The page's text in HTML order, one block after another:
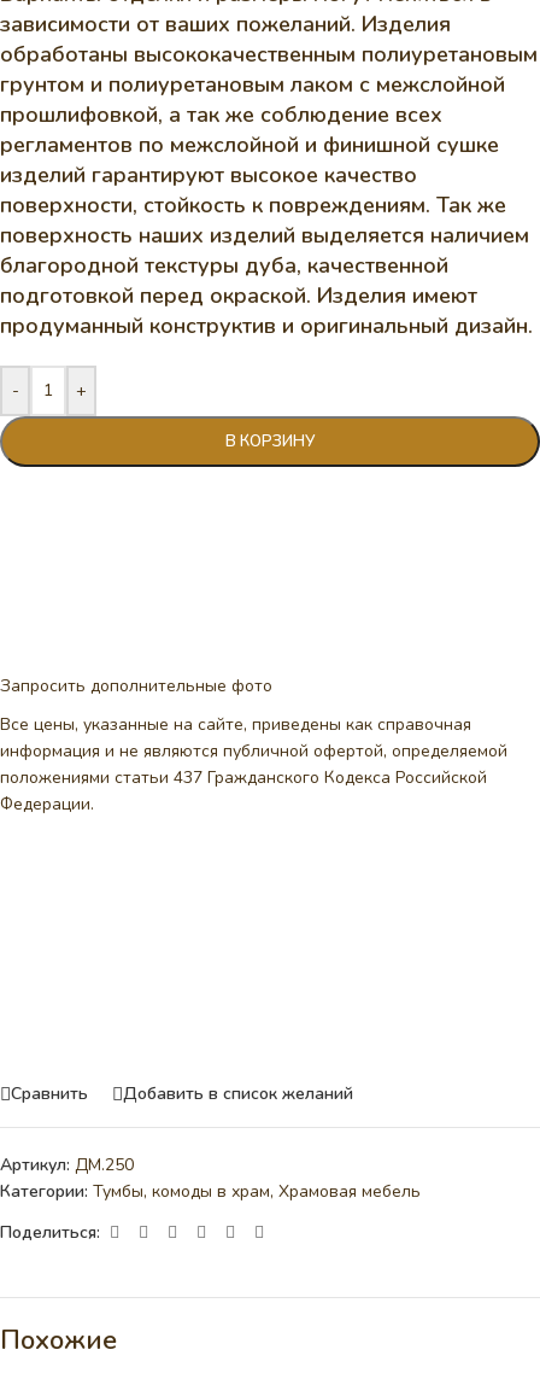
зависимости от ваших пожеланий. Изделия
обработаны высококачественным полиуретановым
грунтом и полиуретановым лаком с межслойной
прошлифовкой, а так же соблюдение всех
регламентов по межслойной и финишной сушке
изделий гарантируют высокое качество
поверхности, стойкость к повреждениям. Так же
поверхность наших изделий выделяется наличием
благородной текстуры дуба, качественной
подготовкой перед окраской. Изделия имеют
продуманный конструктив и оригинальный дизайн.
- +
В КОРЗИНУ
Запросить дополнительные фото
Все цены, указанные на сайте, приведены как справочная
информация и не являются публичной офертой, определяемой
положениями статьи 437 Гражданского Кодекса Российской
Федерации.
Сравнить Добавить в список желаний
Артикул: ДМ.250
Категории: Тумбы, комоды в храм, Храмовая мебель
Поделиться:
Похожие